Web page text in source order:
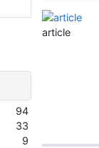
article
94
33
9